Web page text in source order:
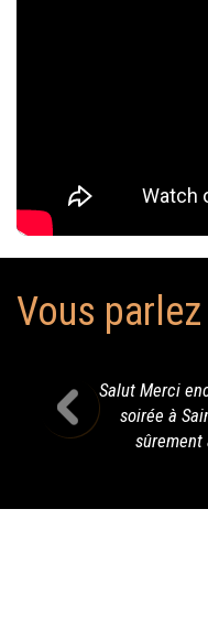
Vous
Salut Merci
soirée à